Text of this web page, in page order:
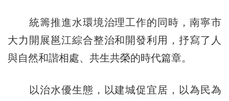
統籌推進水環境治理工作的同時，南寧市
大力開展邕江綜合整治和開發利用，抒寫了人
與自然和諧相處、共生共榮的時代篇章。
以治水優生態，以建城促宜居，以為民為